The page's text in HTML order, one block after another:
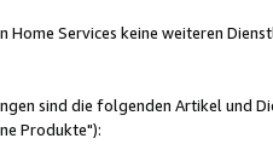
Home Services keine weiteren
sind die folgenden Artikel und
Produkte"):